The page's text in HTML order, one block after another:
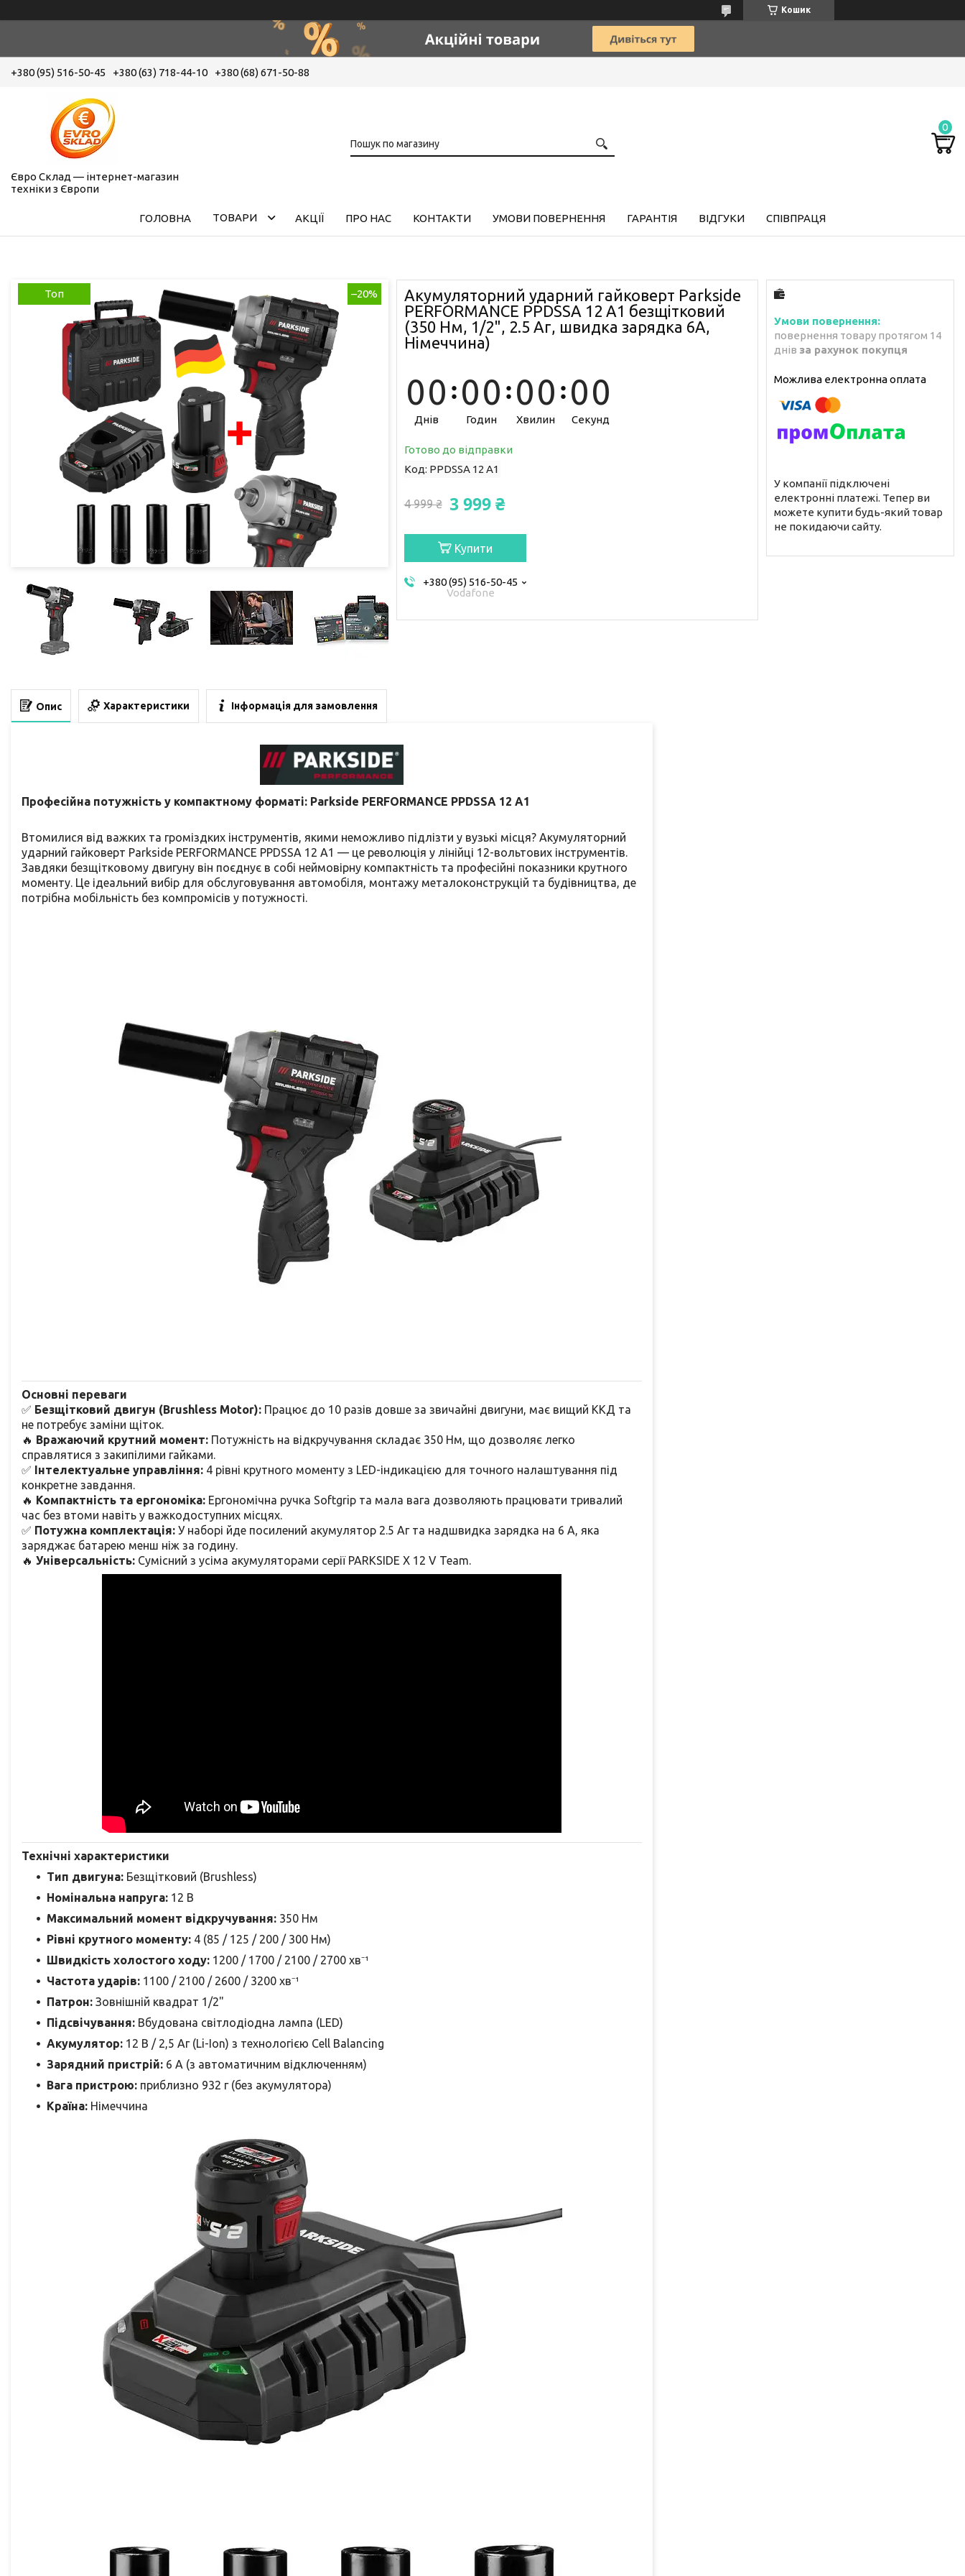
Кошик
+380 (95) 516-50-45 +380 (63) 718-44-10 +380 (68) 671-50-88
Євро Склад — інтернет-магазин
техніки з Європи
ГОЛОВНА ТОВАРИ АКЦІЇ ПРО НАС КОНТАКТИ УМОВИ ПОВЕРНЕННЯ ГАРАНТІЯ ВІДГУКИ СПІВПРАЦЯ
Топ –20%
Акумуляторний ударний гайковерт Parkside
PERFORMANCE PPDSSA 12 A1 безщітковий
(350 Нм, 1/2", 2.5 Аг, швидка зарядка 6А,
Німеччина)
00
Днів
00
Годин
00
Хвилин
00
Секунд
Готово до відправки
Код: PPDSSA 12 A1
4 999 ₴ 3 999 ₴
Купити
+380 (95) 516-50-45
Vodafone
повернення товару протягом 14
днів за рахунок покупця
У компанії підключені
електронні платежі. Тепер ви
можете купити будь-який товар
не покидаючи сайту.
Опис Характеристики Інформація для замовлення
Професійна потужність у компактному форматі: Parkside PERFORMANCE PPDSSA 12 A1
Втомилися від важких та громіздких інструментів, якими неможливо підлізти у вузькі місця? Акумуляторний
ударний гайковерт Parkside PERFORMANCE PPDSSA 12 A1 — це революція у лінійці 12-вольтових інструментів.
Завдяки безщітковому двигуну він поєднує в собі неймовірну компактність та професійні показники крутного
моменту. Це ідеальний вибір для обслуговування автомобіля, монтажу металоконструкцій та будівництва, де
потрібна мобільність без компромісів у потужності.
Основні переваги
✅ Безщітковий двигун (Brushless Motor): Працює до 10 разів довше за звичайні двигуни, має вищий ККД та
не потребує заміни щіток.
🔥 Вражаючий крутний момент: Потужність на відкручування складає 350 Нм, що дозволяє легко
справлятися з закипілими гайками.
✅ Інтелектуальне управління: 4 рівні крутного моменту з LED-індикацією для точного налаштування під
конкретне завдання.
🔥 Компактність та ергономіка: Ергономічна ручка Softgrip та мала вага дозволяють працювати тривалий
час без втоми навіть у важкодоступних місцях.
✅ Потужна комплектація: У наборі йде посилений акумулятор 2.5 Аг та надшвидка зарядка на 6 А, яка
заряджає батарею менш ніж за годину.
🔥 Універсальність: Сумісний з усіма акумуляторами серії PARKSIDE X 12 V Team.
Технічні характеристики
Тип двигуна: Безщітковий (Brushless)
Номінальна напруга: 12 В
Максимальний момент відкручування: 350 Нм
Рівні крутного моменту: 4 (85 / 125 / 200 / 300 Нм)
Швидкість холостого ходу: 1200 / 1700 / 2100 / 2700 хв⁻¹
Частота ударів: 1100 / 2100 / 2600 / 3200 хв⁻¹
Патрон: Зовнішній квадрат 1/2"
Підсвічування: Вбудована світлодіодна лампа (LED)
Акумулятор: 12 В / 2,5 Аг (Li-Ion) з технологією Cell Balancing
Зарядний пристрій: 6 А (з автоматичним відключенням)
Вага пристрою: приблизно 932 г (без акумулятора)
Країна: Німеччина